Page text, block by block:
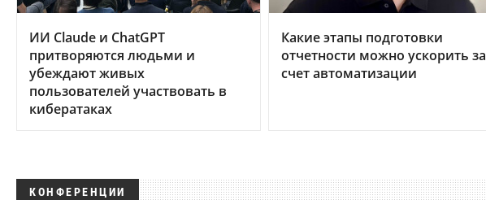
ИИ Claude и ChatGPT
притворяются людьми и
убеждают живых
пользователей участвовать в
кибератаках
Какие этапы подготовки
отчетности можно ускорить за
счет автоматизации
КОНФЕРЕНЦИИ